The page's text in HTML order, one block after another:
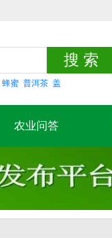
蜂蜜 普洱茶 盖
农业问答